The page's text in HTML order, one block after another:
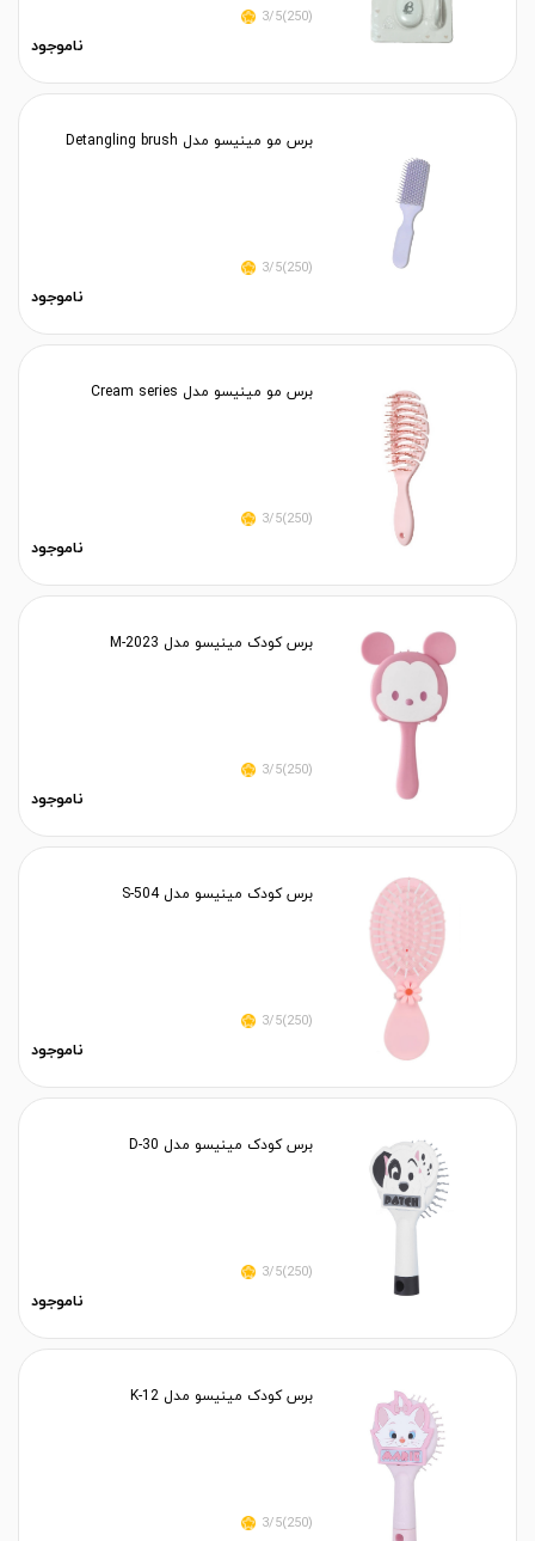
(250)3/5
ناموجود
برس مو مینیسو مدل Detangling brush
(250)3/5
ناموجود
برس مو مینیسو مدل Cream series
(250)3/5
ناموجود
برس کودک مینیسو مدل M-2023
(250)3/5
ناموجود
برس کودک مینیسو مدل S-504
(250)3/5
ناموجود
برس کودک مینیسو مدل D-30
(250)3/5
ناموجود
برس کودک مینیسو مدل K-12
(250)3/5